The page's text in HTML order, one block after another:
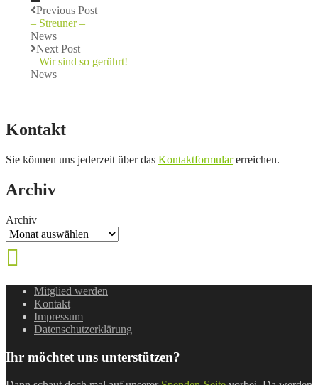
Previous Post
– Streuner –
News
Next Post
– Wir sind so gerührt! –
News
Kontakt
Sie können uns jederzeit über das Kontaktformularerreichen.
Archiv
Archiv
Mitglied werden
Kontakt
Impressum
Datenschutzerklärung
Ihr möchtet uns unterstützen?